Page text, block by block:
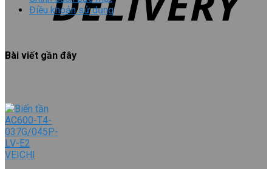
Điều khoản sử dụng
Bài viết gần đây